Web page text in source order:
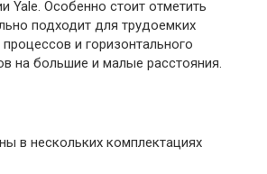
Yale. Особенно стоит отметить
подходит для трудоемких
и горизонтального
на большие и малые расстояния.
в нескольких комплектациях